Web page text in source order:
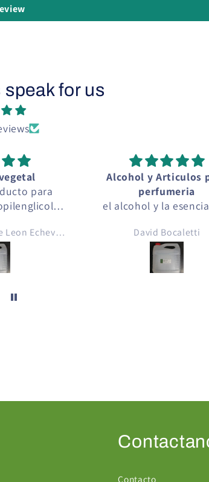
for us
para
y
..
cigarro
Pedro Armando De Leon Echeverria
Alcohol y Articulos
perfumeria
el alcohol y la
calidad,
perfectamente, el
compara con
David Bocaletti
Contacto